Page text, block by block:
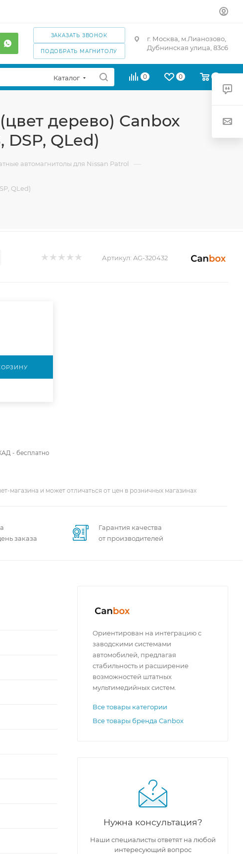
ЗАКАЗАТЬ ЗВОНОК
ПОДОБРАТЬ МАГНИТОЛУ
г. Москва, м.Лианозово,
Дубнинская улица, 83с6
Каталог 0 0
дерево) Canbox
DSP, QLed)
автомагнитолы для Nissan Patrol —
QLed)
Артикул: AG-320432
- бесплатно
магазина и может отличаться от цен в розничных магазинах
заказа
Гарантия качества
от производителей
Ориентирован на интеграцию с
заводскими системами
автомобилей, предлагая
стабильность и расширение
возможностей штатных
мультимедийных систем.
Все товары категории
Все товары бренда Canbox
Нужна консультация?
Наши специалисты ответят на любой
интересующий вопрос